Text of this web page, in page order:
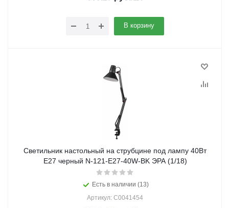
В корзину
Светильник настольный на струбцине под лампу 40Вт
Е27 черный N-121-E27-40W-BK ЭРА (1/18)
Есть в наличии (13)
Артикул: C0041454